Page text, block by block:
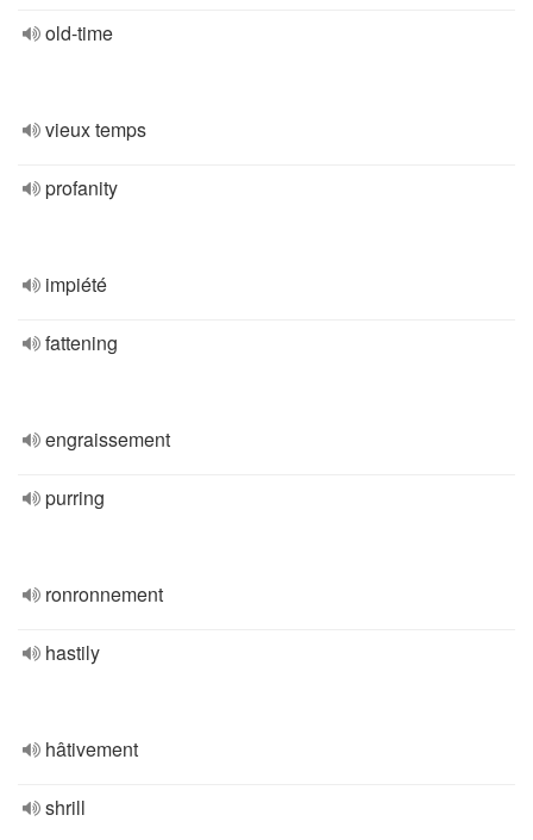
old-time
vieux temps
profanity
impiété
fattening
engraissement
purring
ronronnement
hastily
hâtivement
shrill